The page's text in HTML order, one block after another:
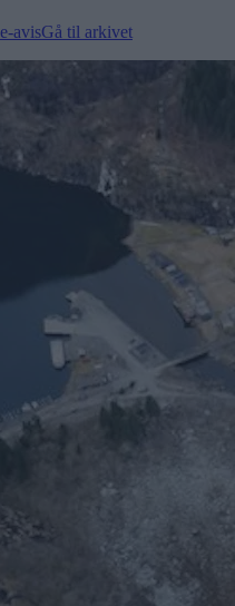
avisGå til arkivet